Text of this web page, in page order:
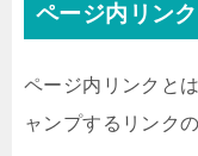
ページ内リン
ページ内リンクと
ャンプするリンク